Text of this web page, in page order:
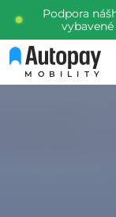
Podpora
MOBILITY